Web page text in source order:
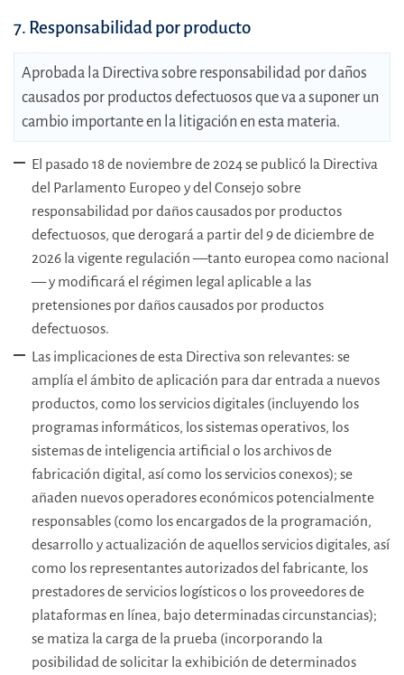
7. Responsabilidad por producto
Aprobada la Directiva sobre responsabilidad por daños
causados por productos defectuosos que va a suponer un
cambio importante en la litigación en esta materia.
El pasado 18 de noviembre de 2024 se publicó la Directiva
del Parlamento Europeo y del Consejo sobre
responsabilidad por daños causados por productos
defectuosos, que derogará a partir del 9 de diciembre de
2026 la vigente regulación —tanto europea como nacional
— y modificará el régimen legal aplicable a las
pretensiones por daños causados por productos
defectuosos.
Las implicaciones de esta Directiva son relevantes: se
amplía el ámbito de aplicación para dar entrada a nuevos
productos, como los servicios digitales (incluyendo los
programas informáticos, los sistemas operativos, los
sistemas de inteligencia artificial o los archivos de
fabricación digital, así como los servicios conexos); se
añaden nuevos operadores económicos potencialmente
responsables (como los encargados de la programación,
desarrollo y actualización de aquellos servicios digitales, así
como los representantes autorizados del fabricante, los
prestadores de servicios logísticos o los proveedores de
plataformas en línea, bajo determinadas circunstancias);
se matiza la carga de la prueba (incorporando la
posibilidad de solicitar la exhibición de determinados